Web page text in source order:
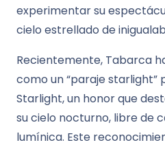
experimentar su
cielo estrellado de
Recientemente, Tabarca
como un “paraje starlight”
Starlight, un honor que
su cielo nocturno, libre de
lumínica. Este